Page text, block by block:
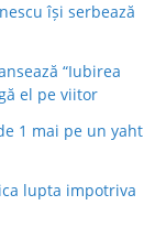
își serbează
“Iubirea
el pe viitor
1 mai pe un yaht
lupta impotriva